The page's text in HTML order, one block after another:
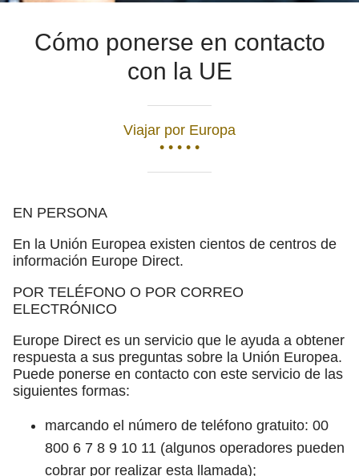
Cómo ponerse en contacto
con la UE
Viajar por Europa
• • • • •
EN PERSONA
En la Unión Europea existen cientos de centros de
información Europe Direct.
POR TELÉFONO O POR CORREO
ELECTRÓNICO
Europe Direct es un servicio que le ayuda a obtener
respuesta a sus preguntas sobre la Unión Europea.
Puede ponerse en contacto con este servicio de las
siguientes formas:
marcando el número de teléfono gratuito: 00
800 6 7 8 9 10 11 (algunos operadores pueden
cobrar por realizar esta llamada);